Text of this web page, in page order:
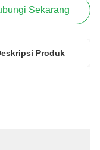
Sekarang
Produk